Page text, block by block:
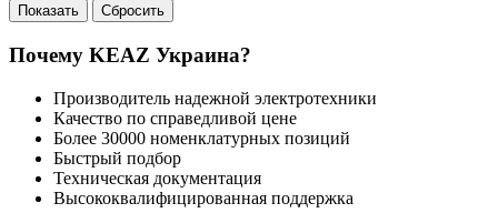
Почему KEAZ Украина?
Производитель надежной электротехники
Качество по справедливой цене
Более 30000 номенклатурных позиций
Быстрый подбор
Техническая документация
Высококвалифицированная поддержка